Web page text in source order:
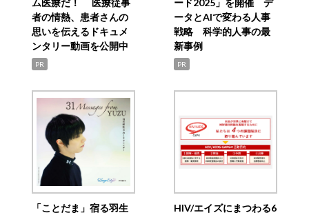
ム医療だ！ 医療従事
者の情熱、患者さんの
思いを伝えるドキュメ
ンタリー動画を公開中
PR
ード2025」を開催 デ
ータとAIで変わる人事
戦略 科学的人事の最
新事例
PR
「ことだま」宿る羽生
HIV/エイズにまつわる6